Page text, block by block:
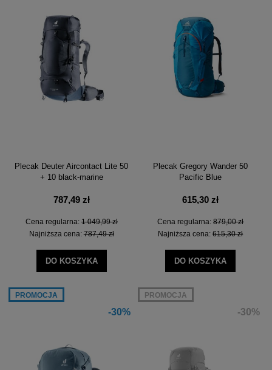
Plecak Deuter Aircontact Lite 50
+ 10 black-marine
787,49 zł
Cena regularna:1 049,99 zł
Najniższa cena:787,49 zł
DO KOSZYKA
Plecak Gregory Wander 50
Pacific Blue
615,30 zł
Cena regularna:879,00 zł
Najniższa cena:615,30 zł
DO KOSZYKA
-30%
PROMOCJA
-30%
PROMOCJA